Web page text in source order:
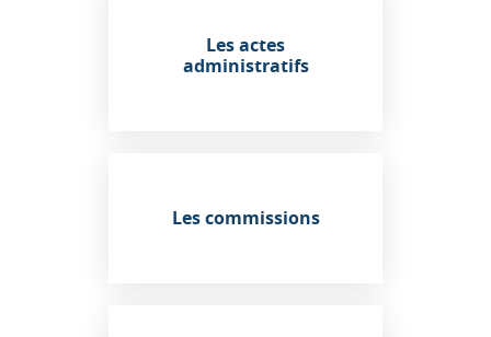
Les actes
administratifs
Les commissions